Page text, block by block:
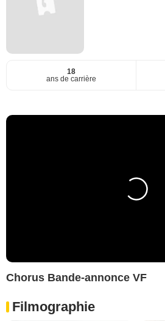
18
ans de carrière
Chorus Bande-annonce VF
Filmographie